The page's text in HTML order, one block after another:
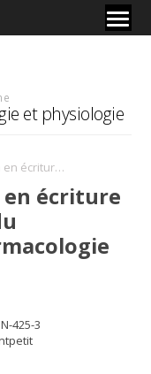
et physiologie
Ateliers de formation en écriture et gestion du temps du Département de pharmacologie et physiologie
écriture
425-3